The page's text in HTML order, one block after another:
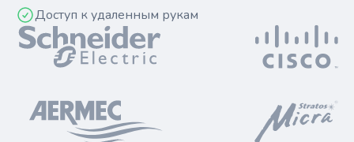
Доступ к удаленным рукам